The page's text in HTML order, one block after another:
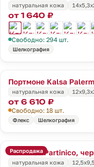
натуральная кожа
от 1 640 ₽
Свободно: 294 шт.
Шелкография
Портмоне Kalsa
натуральная кожа
от 6 610 ₽
Свободно: 18 шт.
Флекс Шелкография
Распродажа
Кошелек Partinico,
натуральная кожа